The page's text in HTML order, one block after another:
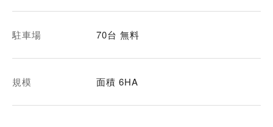
駐車場 70台 無料
規模 面積 6HA